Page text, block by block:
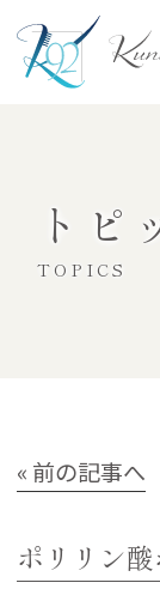
トピ
TOPICS
« 前の記事へ
ポリリン